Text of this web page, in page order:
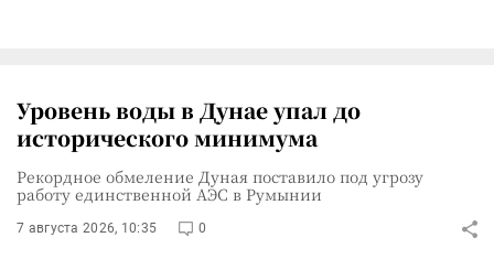
Уровень воды в Дунае упал до
исторического минимума
Рекордное обмеление Дуная поставило под угрозу
работу единственной АЭС в Румынии
7 августа 2026, 10:35 0